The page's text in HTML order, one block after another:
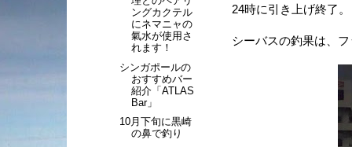
24時に引き上げ終了。
シーバスの釣果は、
ングカクテル
にネマニャの
氣水が使用さ
れます！
シンガポールの
おすすめバー
紹介「ATLAS
Bar」
10月下旬に黒崎
の鼻で釣り